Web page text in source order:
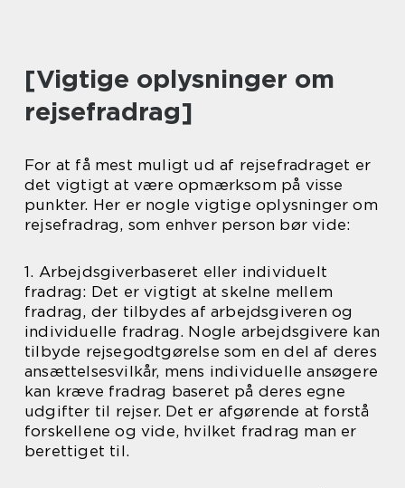
[Vigtige oplysninger om
rejsefradrag]
For at få mest muligt ud af rejsefradraget er
det vigtigt at være opmærksom på visse
punkter. Her er nogle vigtige oplysninger om
rejsefradrag, som enhver person bør vide:
1. Arbejdsgiverbaseret eller individuelt
fradrag: Det er vigtigt at skelne mellem
fradrag, der tilbydes af arbejdsgiveren og
individuelle fradrag. Nogle arbejdsgivere kan
tilbyde rejsegodtgørelse som en del af deres
ansættelsesvilkår, mens individuelle ansøgere
kan kræve fradrag baseret på deres egne
udgifter til rejser. Det er afgørende at forstå
forskellene og vide, hvilket fradrag man er
berettiget til.